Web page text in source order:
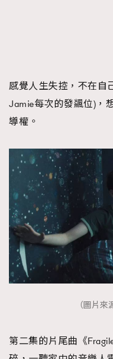
感覺人生失控，不在自
Jamie每次的發飊位)，
導權。
（圖片
第二集的片尾曲《